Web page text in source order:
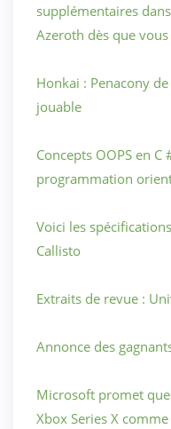
supplémentaires
Azeroth dès que
Honkai : Penacony
jouable
Concepts OOPS en
programmation
Voici les
Callisto
Extraits de revue :
Annonce des
Microsoft promet
Xbox Series X